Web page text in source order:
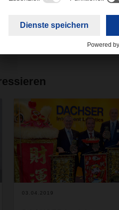
03.04.2019